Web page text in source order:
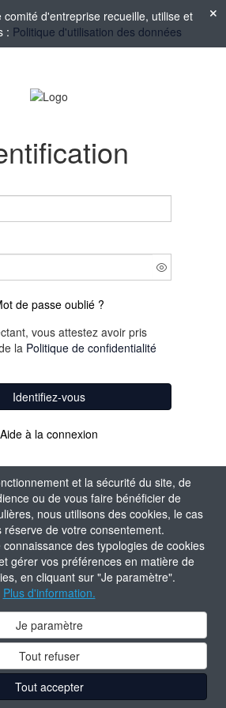
et la sécurité du site, de
ou de vous faire bénéficier de
nous utilisons des cookies, le cas
réserve de votre consentement.
des typologies de cookies
gérer vos préférences en matière de
en cliquant sur "Je paramètre".
Plus d'information.
Je paramètre
Tout refuser
Tout accepter
d'entreprise recueille, utilise et
: Politique d'utilisation des données
de passe oublié ?
vous attestez avoir pris
la Politique de confidentialité
Identifiez-vous
Aide à la connexion